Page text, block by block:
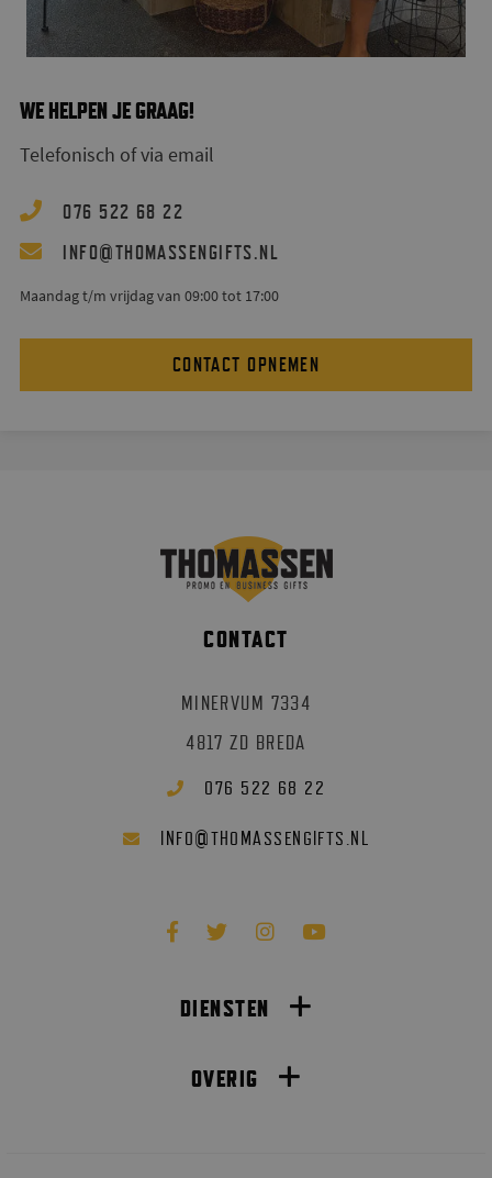
WE HELPEN JE GRAAG!
Telefonisch of via email
076 522 68 22
INFO@THOMASSENGIFTS.NL
Maandag t/m vrijdag van 09:00 tot 17:00
CONTACT OPNEMEN
CONTACT
MINERVUM 7334
4817 ZD BREDA
076 522 68 22
INFO@THOMASSENGIFTS.NL
DIENSTEN
RELATIEGESCHENKEN
OVERIG